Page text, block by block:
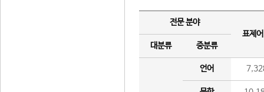
전문 분야
표제
대분류
중분류
언어